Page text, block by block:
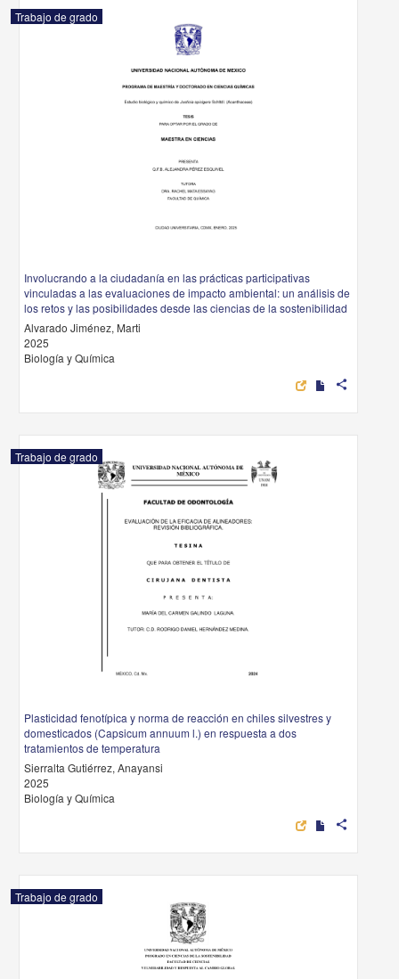
Trabajo de grado
Involucrando a la ciudadanía en las prácticas participativas
vinculadas a las evaluaciones de impacto ambiental: un análisis de
los retos y las posibilidades desde las ciencias de la sostenibilidad
Alvarado Jiménez, Marti
2025
Biología y Química
share
Trabajo de grado
Plasticidad fenotípica y norma de reacción en chiles silvestres y
domesticados (Capsicum annuum l.) en respuesta a dos
tratamientos de temperatura
Sierralta Gutiérrez, Anayansi
2025
Biología y Química
share
Trabajo de grado